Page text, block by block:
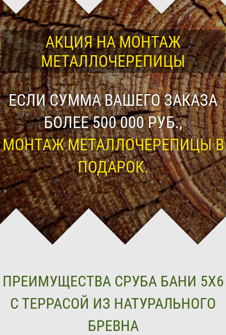
АКЦИЯ НА МОНТАЖ
МЕТАЛЛОЧЕРЕПИЦЫ
ЕСЛИ СУММА ВАШЕГО ЗАКАЗА
БОЛЕЕ 500 000 РУБ.,
МОНТАЖ МЕТАЛЛОЧЕРЕПИЦЫ В
ПОДАРОК.
ПРЕИМУЩЕСТВА СРУБА БАНИ 5Х6
С ТЕРРАСОЙ ИЗ НАТУРАЛЬНОГО
БРЕВНА